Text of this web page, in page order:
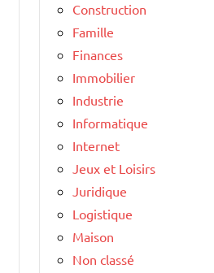
Construction
Famille
Finances
Immobilier
Industrie
Informatique
Internet
Jeux et Loisirs
Juridique
Logistique
Maison
Non classé